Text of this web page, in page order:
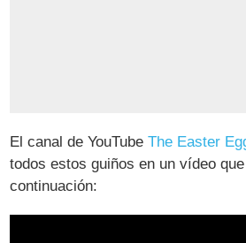
El canal de YouTubeThe Easter
todos estos guiños en un vídeo
continuación: